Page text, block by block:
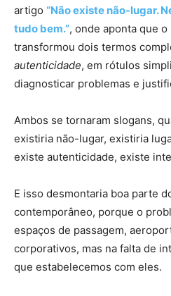
artigo “Não existe não-lugar.
tudo bem.”, onde aponta que
transformou dois termos
autenticidade, em rótulos
diagnosticar problemas e
Ambos se tornaram slogans,
existiria não-lugar, existiria
existe autenticidade, existe
E isso desmontaria boa parte
contemporâneo, porque o
espaços de passagem,
corporativos, mas na falta de
que estabelecemos com eles.